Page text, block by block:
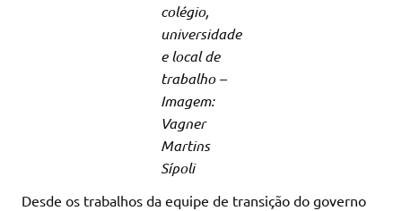
colégio,
universidade
e local de
trabalho –
Imagem:
Vagner
Martins
Sípoli
Desde os trabalhos da equipe de transição do governo